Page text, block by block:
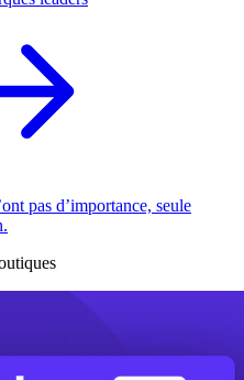
pas d’importance, seule